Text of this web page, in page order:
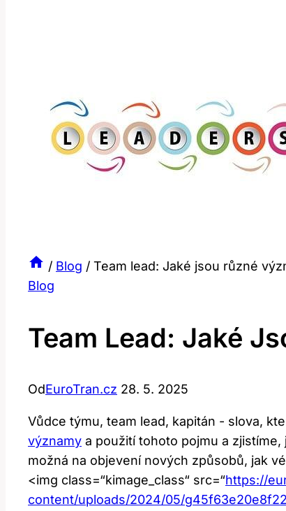
/ Blog / Team lead: Jaké jsou různé
Blog
Team Lead: Jaké
OdEuroTran.cz 28. 5. 2025
Vůdce týmu, team​ lead, kapitán -‍ slova,
významy a použití tohoto‌ pojmu a
⁢možná na‌ objevení nových způsobů, jak
<img ‌class=“kimage_class“ src=“https://
content/uploads/2024/05/